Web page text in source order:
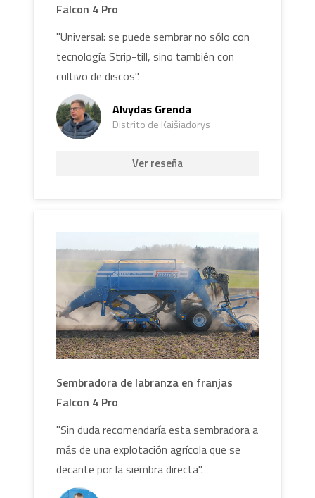
Falcon 4 Pro
"Universal: se puede sembrar no sólo con
tecnología Strip-till, sino también con
cultivo de discos".
Alvydas Grenda
Distrito de Kaišiadorys
Ver reseña
Sembradora de labranza en franjas
Falcon 4 Pro
"Sin duda recomendaría esta sembradora a
más de una explotación agrícola que se
decante por la siembra directa".